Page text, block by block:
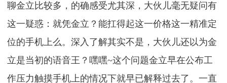
聊金立比较多，的确感受尤其深，大伙儿毫无疑问有
这一疑惑：就凭金立？能扛得起这一价格这一精准定
位的手机上么。深入了解其实不是，大伙儿还以为金
立是当初的语音王？嘿嘿~这个问题金立早在公布工
作压力触摸手机上的情况下就早已解释过去了。一直